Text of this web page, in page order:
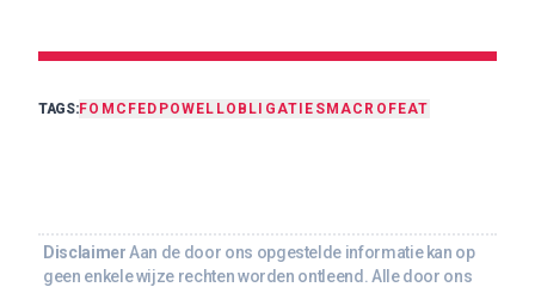
TAGS:FOMC FED POWELLOBLIGATIES MACRO FEAT
Disclaimer Aan de door ons opgestelde informatie kan op
geen enkele wijze rechten worden ontleend. Alle door ons